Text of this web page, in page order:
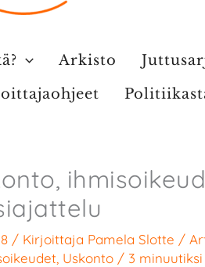
Arkisto
/ Kirjoittaja Pamela Slotte /
Uskonto / 3